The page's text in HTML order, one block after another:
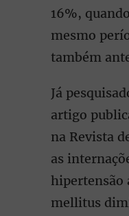
16%,
mesmo
também
Já
artigo
na Revista
as
hipertensão
mellitus